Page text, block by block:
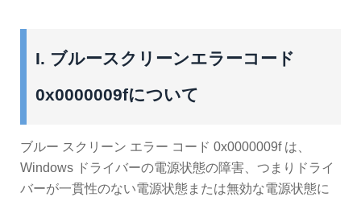
I. ブルースクリーンエラーコード
0x0000009fについて
ブルー スクリーン エラー コード 0x0000009f は、
Windows ドライバーの電源状態の障害、つまりドライ
バーが一貫性のない電源状態または無効な電源状態に